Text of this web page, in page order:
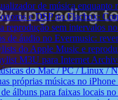
de música enquanto
e DSP no Flacbox:
reprodução sem intervalos
de áudio no Evermusic:
do Apple Music e
M3U para Internet
do Mac / PC / Linux /
próprias músicas no
álbuns para faixas locais